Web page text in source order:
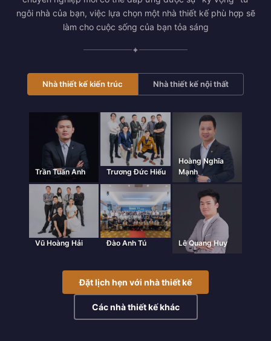
ngôi nhà của bạn, việc lựa chọn một nhà thiết kế phù hợp sẽ
làm cho cuộc sống của bạn tỏa sáng
✦
Nhà thiết kế kiến trúc Nhà thiết kế nội thất
Trần Tuấn Anh Trương Đức Hiếu
Hoàng Nghĩa
Mạnh
Vũ Hoàng Hải Đào Anh Tú Lê Quang Huy
Đặt lịch hẹn với nhà thiết kế
Các nhà thiết kế khác